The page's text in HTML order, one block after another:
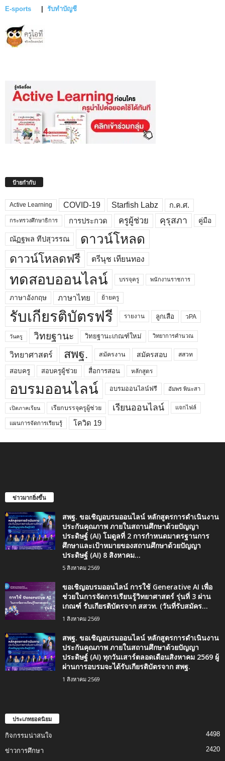
E-sports รับทำบัญชี
ป้ายกำกับ
Active Learning COVID-19 Starfish Labz ก.ค.ศ.
กระทรวงศึกษาธิการ การประกวด ครูผู้ช่วย คุรุสภา คู่มือ
ณัฏฐพล ทีปสุวรรณ ดาวน์โหลด
ดาวน์โหลดฟรี ตรีนุช เทียนทอง
ทดสอบออนไลน์ บรรจุครู พนักงานราชการ
ภาษาอังกฤษ ภาษาไทย ย้ายครู
รับเกียรติบัตรฟรี รายงาน ลูกเสือ วPA
วันครู วิทยฐานะ วิทยฐานะเกณฑ์ใหม่ วิทยาการคำนวณ
วิทยาศาสตร์ สพฐ. สมัครงาน สมัครสอบ สสวท
สอบครู สอบครูผู้ช่วย สื่อการสอน หลักสูตร
อบรมออนไลน์ อบรมออนไลน์ฟรี อัมพร พินะสา
เปิดภาคเรียน เรียกบรรจุครูผู้ช่วย เรียนออนไลน์ แจกไฟล์
แผนการจัดการเรียนรู้ โควิด 19
ข่าวมากยิ่งขึ้น
สพฐ. ขอเชิญอบรมออนไลน์ หลักสูตรการดำเนินงาน
ประกันคุณภาพ ภายในสถานศึกษาด้วยปัญญา
ประดิษฐ์ (AI) โมดูลที่ 2 การกำหนดมาตรฐานการ
ศึกษาและเป้าหมายของสถานศึกษาด้วยปัญญา
ประดิษฐ์ (AI) 8 สิงหาคม...
5 สิงหาคม 2569
ขอเชิญอบรมออนไลน์ การใช้ Generative AI เพื่อ
ช่วยในการจัดการเรียนรู้วิทยาศาสตร์ รุ่นที่ 3 ผ่าน
เกณฑ์ รับเกียรติบัตรจาก สสวท. (วันที่รับสมัคร...
1 สิงหาคม 2569
สพฐ. ขอเชิญอบรมออนไลน์ หลักสูตรการดำเนินงาน
ประกันคุณภาพ ภายในสถานศึกษาด้วยปัญญา
ประดิษฐ์ (AI) ทุกวันเสาร์ตลอดเดือนสิงหาคม 2569 ผู้
ผ่านการอบรมจะได้รับเกียรติบัตรจาก สพฐ.
1 สิงหาคม 2569
ประเภทยอดนิยม
กิจกรรมน่าสนใจ 4498
ข่าวการศึกษา
2420